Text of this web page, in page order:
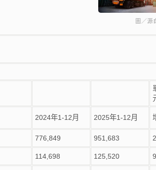
圖／源
2024年1-12月 2025年1-12月
776,849 951,683
114,698 125,520